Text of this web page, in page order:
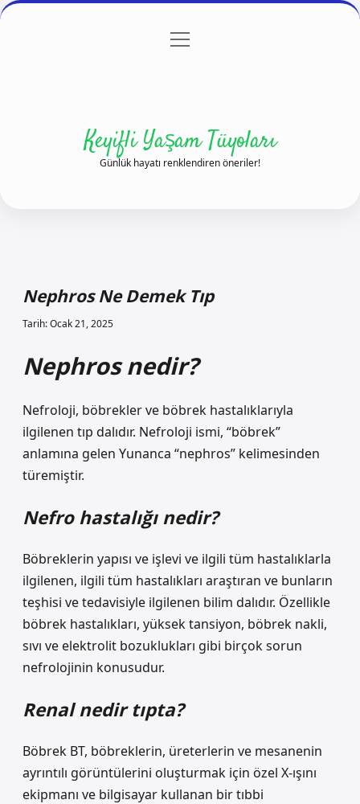
Gizlilik Politikası
menüyü
Keyifli Yaşam Tüyoları
Günlük hayatı renklendiren öneriler!
Nephros Ne Demek Tıp
Tarih: Ocak 21, 2025
Nephros nedir?
Nefroloji, böbrekler ve böbrek hastalıklarıyla
ilgilenen tıp dalıdır. Nefroloji ismi, “böbrek”
anlamına gelen Yunanca “nephros” kelimesinden
türemiştir.
Nefro hastalığı nedir?
Böbreklerin yapısı ve işlevi ve ilgili tüm hastalıklarla
ilgilenen, ilgili tüm hastalıkları araştıran ve bunların
teşhisi ve tedavisiyle ilgilenen bilim dalıdır. Özellikle
böbrek hastalıkları, yüksek tansiyon, böbrek nakli,
sıvı ve elektrolit bozuklukları gibi birçok sorun
nefrolojinin konusudur.
Renal nedir tıpta?
Böbrek BT, böbreklerin, üreterlerin ve mesanenin
ayrıntılı görüntülerini oluşturmak için özel X-ışını
ekipmanı ve bilgisayar kullanan bir tıbbi